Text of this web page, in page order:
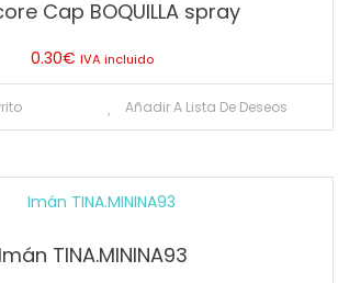
Cap BOQUILLA spray
0.30€ IVA incluido
Añadir A Lista De Deseos
Imán TINA.MININA93